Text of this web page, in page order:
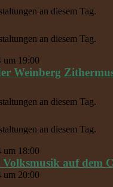
an diesem Tag.
an diesem Tag.
um 19:00
Weinberg
an diesem Tag.
an diesem Tag.
um 18:00
auf dem
um 20:00